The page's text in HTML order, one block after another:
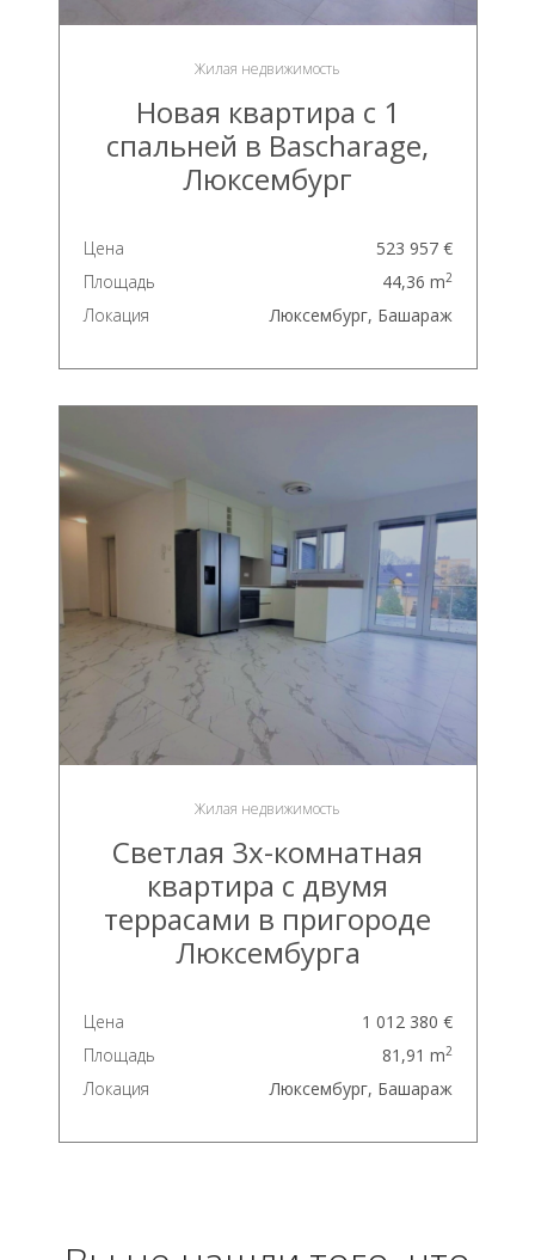
Жилая недвижимость
Новая квартира с 1
спальней в Bascharage,
Люксембург
Цена
523 957 €
Площадь
44,36 m2
Локация Люксембург, Башараж
Жилая недвижимость
Светлая 3х-комнатная
квартира с двумя
террасами в пригороде
Люксембурга
Цена
1 012 380 €
Площадь
81,91 m2
Локация Люксембург, Башараж